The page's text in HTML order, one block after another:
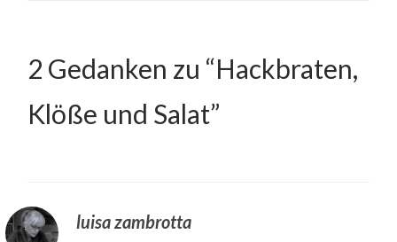
2 Gedanken zu “Hackbraten,
Klöße und Salat”
luisa zambrotta